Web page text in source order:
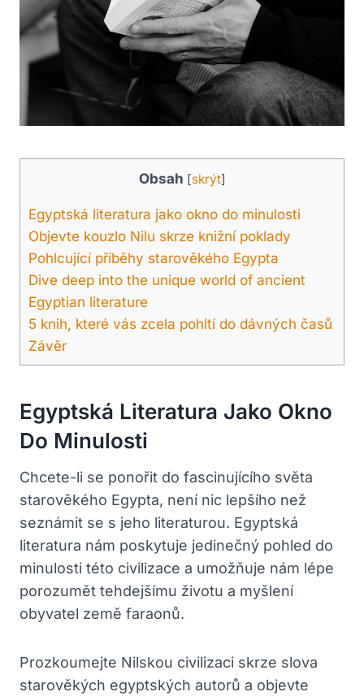
Obsah [skrýt]
Egyptská literatura jako okno do minulosti
Objevte kouzlo Nilu skrze knižní poklady
Pohlcující příběhy starověkého Egypta
Dive deep into the unique world of ancient
Egyptian literature
5 knih, které vás zcela pohltí do dávných časů
Závěr
Egyptská Literatura Jako Okno
Do Minulosti
Chcete-li se ponořit do fascinujícího světa
starověkého Egypta, není nic lepšího než
seznámit se s jeho literaturou. Egyptská
literatura nám poskytuje jedinečný pohled do
minulosti této civilizace a umožňuje nám lépe
porozumět tehdejšímu životu a myšlení
obyvatel země faraonů.
Prozkoumejte Nilskou civilizaci skrze slova
starověkých egyptských autorů a objevte